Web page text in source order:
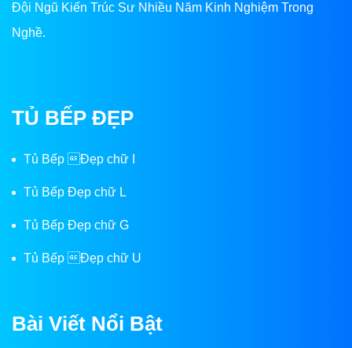
Đội Ngũ Kiến Trúc Sư Nhiều Năm Kinh Nghiệm Trong
Nghề.
TỦ BẾP ĐẸP
Tủ Bếp Đẹp chữ I
Tủ Bếp Đẹp chữ L
Tủ Bếp Đẹp chữ G
Tủ Bếp Đẹp chữ U
Bài Viết Nổi Bật